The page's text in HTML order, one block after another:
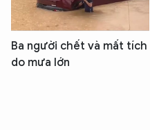
Ba người chết và mất tích
do mưa lớn